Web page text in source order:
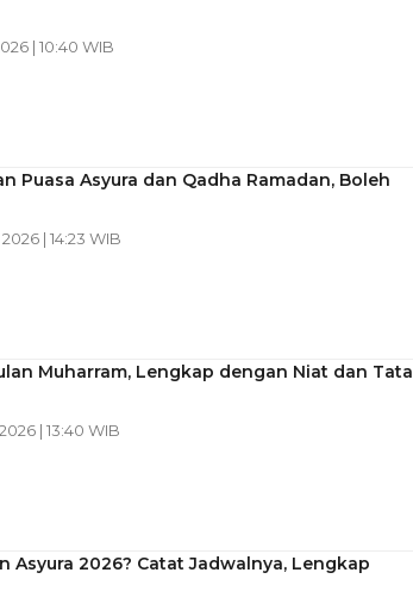
| 10:40 WIB
Puasa Asyura dan Qadha Ramadan, Boleh
| 14:23 WIB
Muharram, Lengkap dengan Niat dan Tata
| 13:40 WIB
Asyura 2026? Catat Jadwalnya, Lengkap